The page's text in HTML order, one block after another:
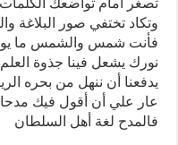
تصغر أمام تواضعك الكلمات
وتكاد تختفي صور البلاغة
فأنت شمس والشمس ما
نورك يشعل فينا جذوة العلم
يدفعنا أن ننهل من بحره
عار علي أن أقول فيك مدحا
فالمدح لغة أهل السلطان